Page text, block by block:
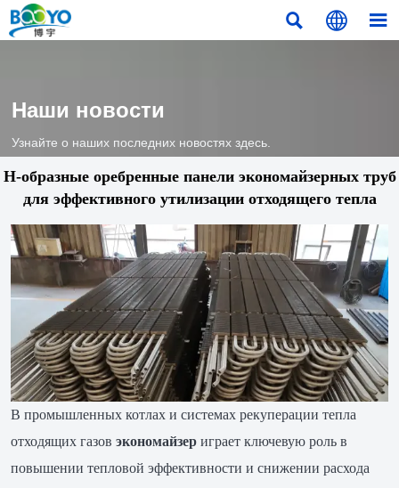
  
Наши новости
Узнайте о наших последних новостях здесь.
H-образные оребренные панели экономайзерных труб
для эффективного утилизации отходящего тепла
В промышленных котлах и системах рекуперации тепла
отходящих газов экономайзериграет ключевую роль в
повышении тепловой эффективности и снижении расхода